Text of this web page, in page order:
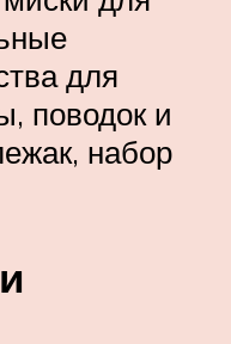
для
поводок и
набор